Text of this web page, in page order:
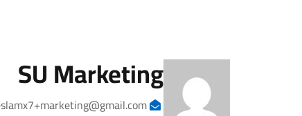
SU Marketing